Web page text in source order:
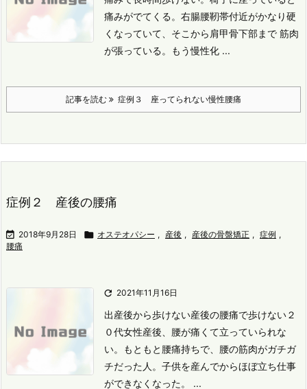
痛みがでてくる。 右腸腰靭帯付近がかなり硬
くなっていて、そこから肩甲骨下部まで 筋肉
が張っている。
もう慢性化 ...
記事を読む 症例３ 座ってられない慢性腰痛
症例２ 産後の腰痛
 2018年9月28日  オステオパシー , 産後 , 産後の骨盤矯正 , 症例 ,
腰痛
 2021年11月16日
出産後から歩けない産後の腰痛で歩けない２
０代女性産後、腰が痛くて立っていられな
い。
もともと腰痛持ちで、腰の筋肉がガチガ
チだった人。 子供を産んでからほぼ立ち仕事
ができなくなった。
...